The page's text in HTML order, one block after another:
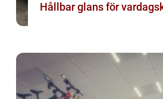
Hållbar glans för